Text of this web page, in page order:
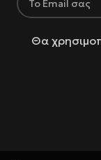
Θα